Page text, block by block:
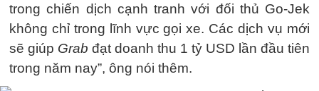
trong chiến dịch cạnh tranh với đối thủ Go-Jek
không chỉ trong lĩnh vực gọi xe. Các dịch vụ mới
sẽ giúp Grab đạt doanh thu 1 tỷ USD lần đầu tiên
trong năm nay”, ông nói thêm.